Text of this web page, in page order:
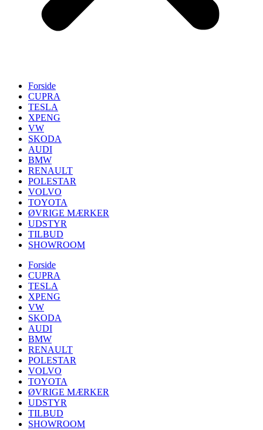
Forside
CUPRA
TESLA
XPENG
VW
SKODA
AUDI
BMW
RENAULT
POLESTAR
VOLVO
TOYOTA
ØVRIGE MÆRKER
UDSTYR
TILBUD
SHOWROOM
Forside
CUPRA
TESLA
XPENG
VW
SKODA
AUDI
BMW
RENAULT
POLESTAR
VOLVO
TOYOTA
ØVRIGE MÆRKER
UDSTYR
TILBUD
SHOWROOM